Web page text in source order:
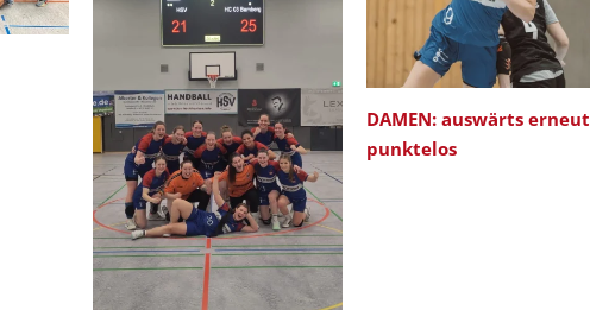
DAMEN: auswärts erneut
punktelos